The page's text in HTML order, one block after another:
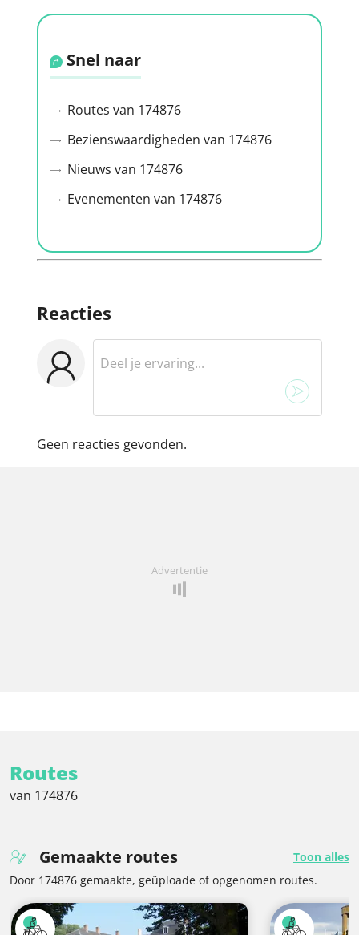
Snel naar
Routes van 174876
Bezienswaardigheden van 174876
Nieuws van 174876
Evenementen van 174876
Reacties
Geen reacties gevonden.
Advertentie
Routes
van 174876
Gemaakte routes
Toon alles
Door 174876 gemaakte, geüploade of opgenomen routes.